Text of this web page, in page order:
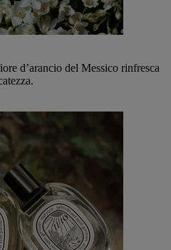
d’arancio del Messico rinfresca